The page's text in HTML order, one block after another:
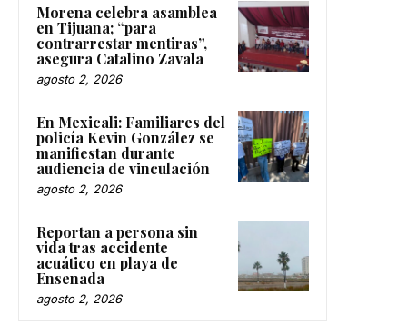
Morena celebra asamblea
en Tijuana; “para
contrarrestar mentiras”,
asegura Catalino Zavala
agosto 2, 2026
En Mexicali: Familiares del
policía Kevin González se
manifiestan durante
audiencia de vinculación
agosto 2, 2026
Reportan a persona sin
vida tras accidente
acuático en playa de
Ensenada
agosto 2, 2026